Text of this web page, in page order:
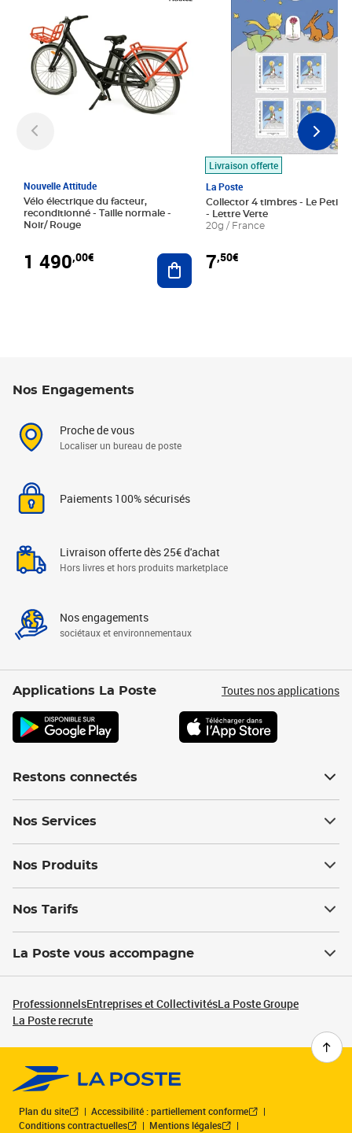
Nouvelle Attitude
Vélo électrique du facteur,
reconditionné - Taille normale -
Noir/ Rouge
1 490,00€ Ajouter au panier
Livraison offerte
La Poste
Collector 4 timbres - Le Petit
- Lettre Verte
20g / France
7,50€
Nos Engagements
Proche de vous
Localiser un bureau de poste
Paiements 100% sécurisés
Livraison offerte dès 25€ d'achat
Hors livres et hors produits marketplace
Nos engagements
sociétaux et environnementaux
Applications La Poste Toutes nos applications
Restons connectés
Nos Services
Nos Produits
Nos Tarifs
La Poste vous accompagne
ProfessionnelsEntreprises et CollectivitésLa Poste Groupe
La Poste recrute
Plan du site
Accessibilité : partiellement conforme
Conditions contractuelles
Mentions légales